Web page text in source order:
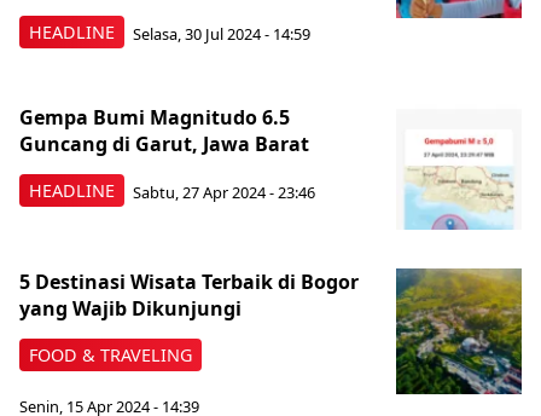
HEADLINE Selasa, 30 Jul 2024 - 14:59
HEADLINE
Gempa Bumi Magnitudo 6.5
Guncang di Garut, Jawa Barat
Sabtu, 27 Apr 2024 - 23:46
FOOD & TRAVELING
5 Destinasi Wisata Terbaik di Bogor
yang Wajib Dikunjungi
Senin, 15 Apr 2024 - 14:39